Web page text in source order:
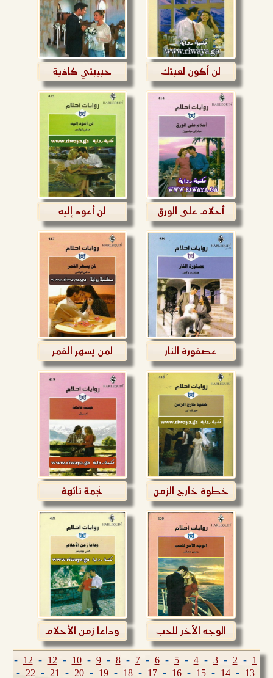
لن أكون لعبتك حبيبتي كاذبة
أحلام على الورق لن أعود إليه
عصفورة النار لمن يسهر القمر
خطوة خارج الزمن نجمة تائهة
الوجه الآخر للحب وداعا زمن الأحلام
1
-
2
-
3
-
4
-
5
-
6
-
7
-
8
-
9
-
10
-
12
-
12
-
13
-
14
-
15
-
16
-
17
-
18
-
19
-
20
-
21
-
22
-